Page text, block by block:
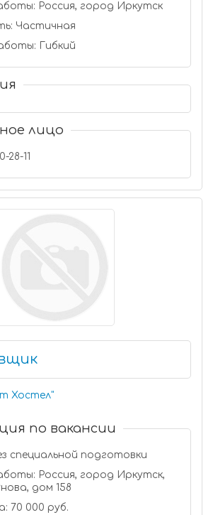
Россия, город Иркутск
Частичная
Гибкий
лицо
28-11
Хостел"
по вакансии
специальной подготовки
Россия, город Иркутск,
дом 158
70 000 руб.